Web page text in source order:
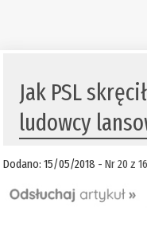
Jak PSL
ludowcy
Dodano: 15/05/2018 -Nr 20 z